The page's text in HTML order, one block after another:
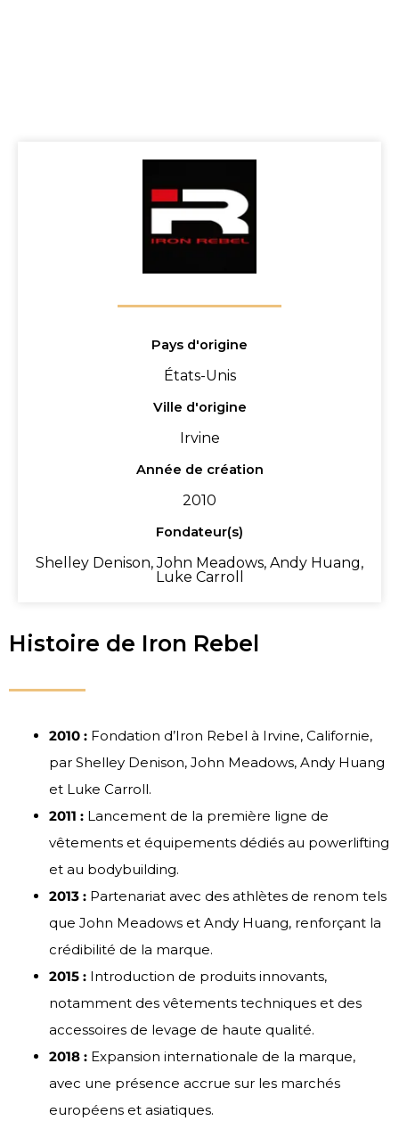
Pays d'origine
États-Unis
Ville d'origine
Irvine
Année de création
2010
Fondateur(s)
Shelley Denison, John Meadows, Andy Huang,
Luke Carroll
Histoire de Iron Rebel
2010 : Fondation d’Iron Rebel à Irvine, Californie,
par Shelley Denison, John Meadows, Andy Huang
et Luke Carroll.
2011 : Lancement de la première ligne de
vêtements et équipements dédiés au powerlifting
et au bodybuilding.
2013 : Partenariat avec des athlètes de renom tels
que John Meadows et Andy Huang, renforçant la
crédibilité de la marque.
2015 : Introduction de produits innovants,
notamment des vêtements techniques et des
accessoires de levage de haute qualité.
2018 : Expansion internationale de la marque,
avec une présence accrue sur les marchés
européens et asiatiques.